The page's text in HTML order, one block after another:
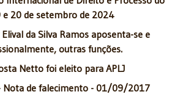
e 20 de setembro de 2024
da Silva Ramos aposenta-se e
outras funções.
Netto foi eleito para APLJ
Nota de falecimento - 01/09/2017